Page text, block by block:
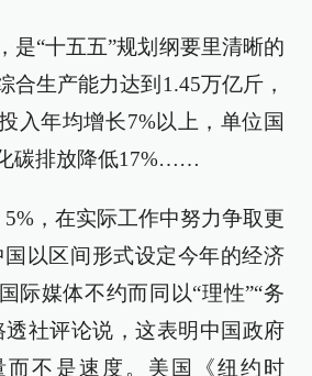
是“十五五”规划纲要里清晰的
合生产能力达到1.45万亿斤，
入年均增长7%以上，单位国
碳排放降低17%……
5%，在实际工作中努力争取更
以区间形式设定今年的经济
际媒体不约而同以“理性”“务
透社评论说，这表明中国政府
而不是速度。美国《纽约时